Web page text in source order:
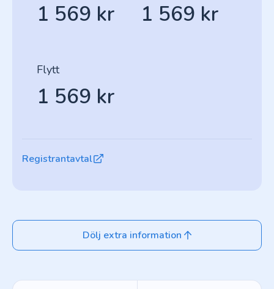
1 569 kr 1 569 kr
Flytt
1 569 kr
Registrantavtal
Dölj extra information